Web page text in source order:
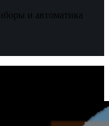
и автоматика